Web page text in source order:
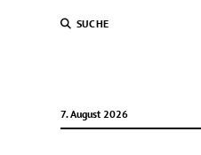
SUCHE
7. August 2026